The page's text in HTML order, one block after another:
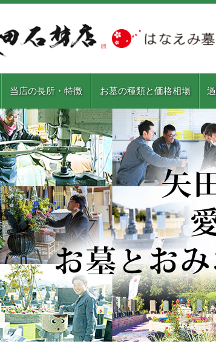
当店の長所・特徴 お墓の種類と価格相場